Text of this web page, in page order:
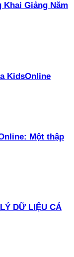
Giảng Năm
KidsOnline
Một thập
DỮ LIỆU CÁ